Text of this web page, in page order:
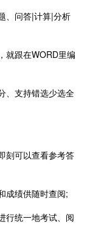
、问答|计算|分析
跟在WORD里编
支持错选少选全
可以查看参考答
绩供随时查阅;
统一地考试、阅